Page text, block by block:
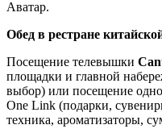
Аватар.
Обед в рестране
Посещение телевышки
площадки и главной
выбор) или посещение
One Link (подарки,
техника, ароматизаторы,